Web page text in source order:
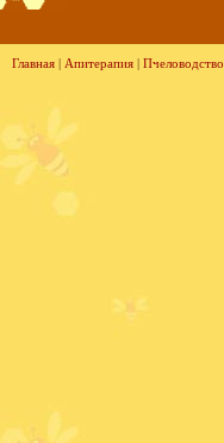
Главная | Апитерапия | Пчеловодство